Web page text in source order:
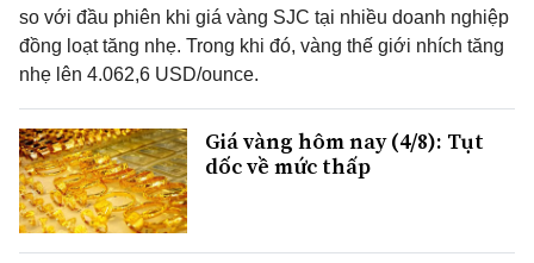
so với đầu phiên khi giá vàng SJC tại nhiều doanh nghiệp
đồng loạt tăng nhẹ. Trong khi đó, vàng thế giới nhích tăng
nhẹ lên 4.062,6 USD/ounce.
Giá vàng hôm nay (4/8): Tụt
dốc về mức thấp